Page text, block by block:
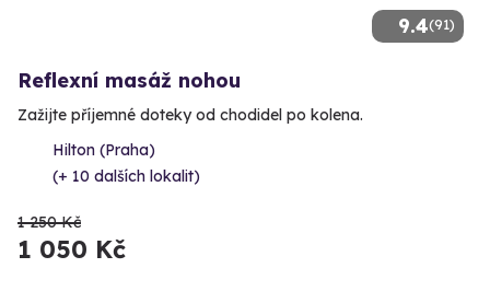
9.4(91)
Reflexní masáž nohou
Zažijte příjemné doteky od chodidel po kolena.
Hilton (Praha)
(+ 10 dalších lokalit)
1 250 Kč
1 050 Kč